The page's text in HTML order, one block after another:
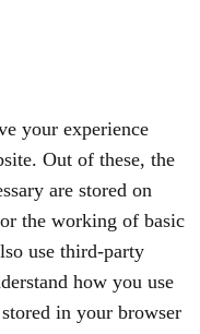
your experience
Out of these, the
are stored on
the working of basic
use third-party
how you use
in your browser